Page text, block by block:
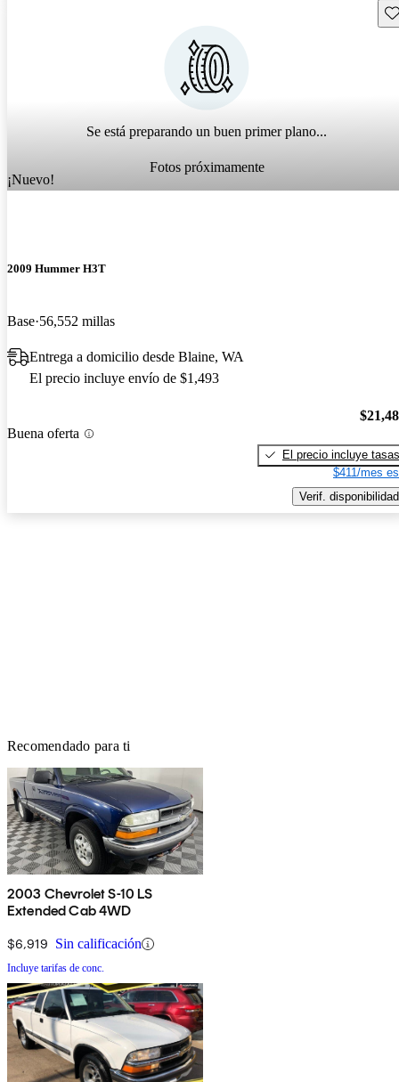
Se está preparando un buen primer plano...
Fotos próximamente
¡Nuevo!
2009 Hummer H3T
Base 56,552 millas
Entrega a domicilio desde Blaine, WA
El precio incluye envío de $1,493
Buena oferta
El precio incluye tasas
$411/mes
Verif. disponibilidad
Recomendado para ti
2003 Chevrolet S-10 LS
Extended Cab 4WD
$6,919 Sin calificación
Incluye tarifas de conc.